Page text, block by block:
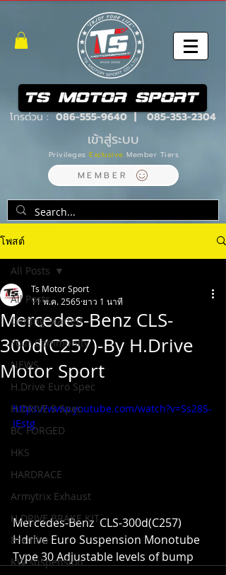
โทรด่วน : 086-555-9640|085-353-2304
เข้าสู่ระบบ
PrivilegesExclusive Member Tiers
MEMBER
โพสต์
All Posts
Getting Started
Your Community
NEWS
H.Drive Euro Spec
H.DRIVE S Spec
BC FORGED
HKS
HARDRACE
Armytrix Exhaust
H.DRIVE BRAKE KIT
Brembo
KW suspension
All Posts
Mercedes-Benz CLS-
300d(C257)-By H.Drive
Motor Sport
Ts Motor Sport
11 พ.ค. 2565 ยาว 1 นาที
https://www.youtube.com/watch?v=Ss28S-
IEstg
Mercedes-Benz  CLS-300d(C257)
Hdrive Euro Suspension Monotube
Type 30 Adjustable levels of bump